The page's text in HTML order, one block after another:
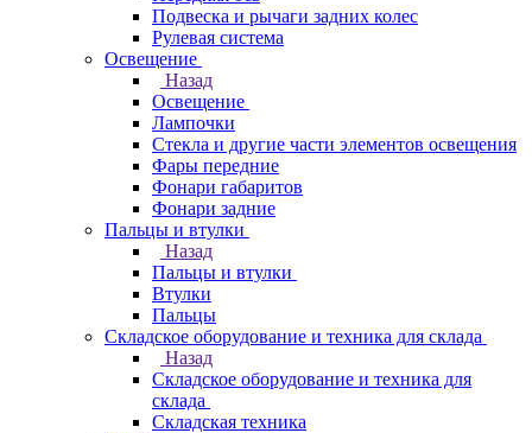
Подвеска и рычаги задних колес
Рулевая система
Освещение
Назад
Освещение
Лампочки
Стекла и другие части элементов освещения
Фары передние
Фонари габаритов
Фонари задние
Пальцы и втулки
Назад
Пальцы и втулки
Втулки
Пальцы
Складское оборудование и техника для склада
Назад
Складское оборудование и техника для
склада
Складская техника